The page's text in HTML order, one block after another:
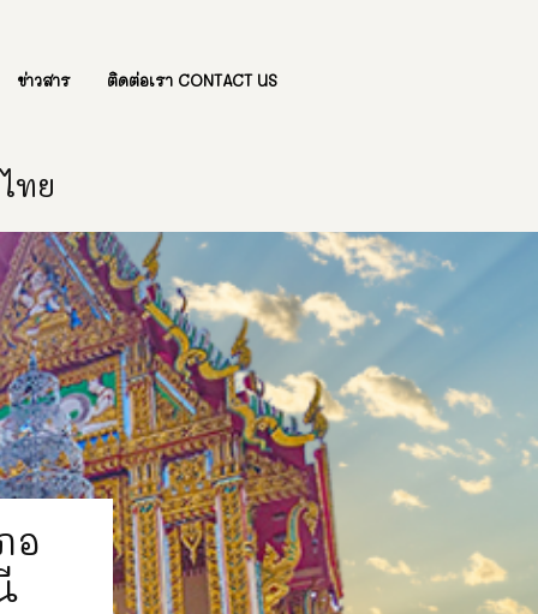
ข่าวสาร ติดต่อเรา CONTACT US
ทย
อ